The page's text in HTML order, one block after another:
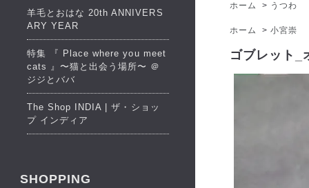
ホーム > うつわ
ホーム >小宮崇
ゴブレット_
羊毛とおはな 20th ANNIVERS
ARY YEAR
特集 『 Place where you meet
cats 』〜猫と出会う場所〜 ＠
ジジとババ
The Shop INDIA | ザ・ショッ
プ インディア
SHOPPING